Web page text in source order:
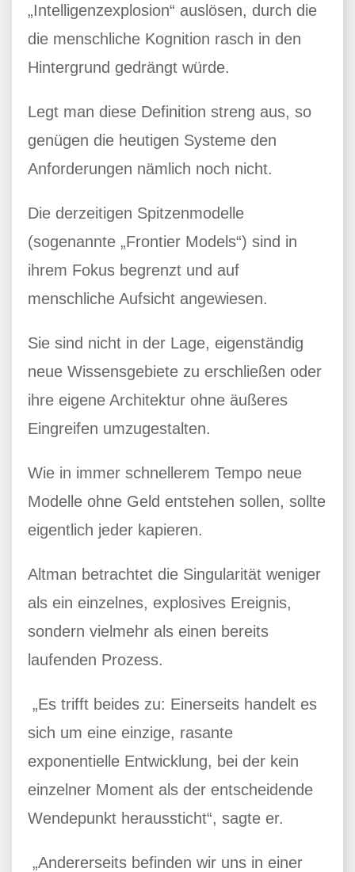
„Intelligenzexplosion“ auslösen, durch die
die menschliche Kognition rasch in den
Hintergrund gedrängt würde.
Legt man diese Definition streng aus, so
genügen die heutigen Systeme den
Anforderungen nämlich noch nicht.
Die derzeitigen Spitzenmodelle
(sogenannte „Frontier Models“) sind in
ihrem Fokus begrenzt und auf
menschliche Aufsicht angewiesen.
Sie sind nicht in der Lage, eigenständig
neue Wissensgebiete zu erschließen oder
ihre eigene Architektur ohne äußeres
Eingreifen umzugestalten.
Wie in immer schnellerem Tempo neue
Modelle ohne Geld entstehen sollen, sollte
eigentlich jeder kapieren.
Altman betrachtet die Singularität weniger
als ein einzelnes, explosives Ereignis,
sondern vielmehr als einen bereits
laufenden Prozess.
„Es trifft beides zu: Einerseits handelt es
sich um eine einzige, rasante
exponentielle Entwicklung, bei der kein
einzelner Moment als der entscheidende
Wendepunkt heraussticht“, sagte er.
„Andererseits befinden wir uns in einer